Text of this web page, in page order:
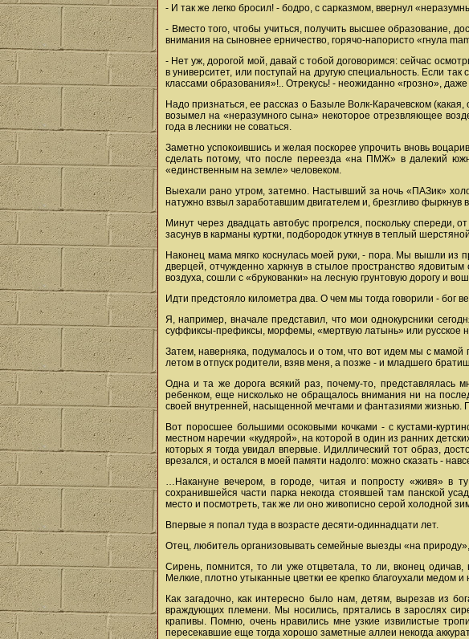
- И так же легко бросил! - бодро, с сарказмом, ввернул
- Вместо того, чтобы учиться, получить высшее образование,
внимания на сыновнее ерничество, горячо-напористо «гнула
- Нет уж, дорогой мой, давай с тобой договоримся: сейчас
в университет, или поступай на другую специальность. Если
классами образования»!.. Отрекусь! - неожиданно «грозно»,
Надо признаться, ее рассказ о Базыле Волк-Карачевском
возымел на «неразумного сына» некоторое отрезвляющее
года в лесники не соваться.
Заметно успокоившись и желая поскорее упрочить вновь
сделать потому, что после переезда «на ПМЖ» в далекий
«единственным на земле» человеком.
Выехали рано утром, затемно. Настывший за ночь «ПАЗик»
натужно взвыл заработавшим двигателем и, брезгливо
Минут через двадцать автобус прогрелся, поскольку спереди,
засунув в карманы куртки, подбородок уткнув в теплый
Наконец мама мягко коснулась моей руки, - пора. Мы вышли из
дверцей, отчужденно харкнув в стылое пространство
воздуха, сошли с «брукованки» на лесную грунтовую дорогу и
Идти предстояло километра два. О чем мы тогда говорили -
Я, например, вначале представил, что мои однокурсники
суффиксы-префиксы, морфемы, «мертвую латынь» или русское
Затем, наверняка, подумалось и о том, что вот идем мы с
летом в отпуск родители, взяв меня, а позже - и младшего
Одна и та же дорога всякий раз, почему-то, представлялась
ребенком, еще нисколько не обращалось внимания ни на
своей внутренней, насыщенной мечтами и фантазиями жизнью.
Вот поросшее большими осоковыми кочками - с кустами-
местном наречии «кудярой», на которой в один из ранних
которых я тогда увидал впервые. Идиллический тот образ,
врезался, и остался в моей памяти надолго: можно сказать -
…Накануне вечером, в городе, читая и попросту «живя» в
сохранившейся части парка некогда стоявшей там панской
место и посмотреть, так же ли оно живописно серой холодной
Впервые я попал туда в возрасте десяти-одиннадцати лет.
Отец, любитель организовывать семейные выезды «на
Сирень, помнится, то ли уже отцветала, то ли, вконец
Мелкие, плотно утыканные цветки ее крепко благоухали медом
Как загадочно, как интересно было нам, детям, вырезав из
враждующих племени. Мы носились, прятались в зарослях
крапивы. Помню, очень нравились мне узкие извилистые
пересекавшие еще тогда хорошо заметные аллеи некогда